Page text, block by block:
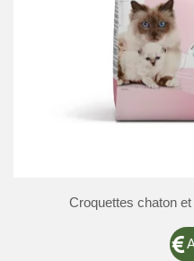
Croquettes chaton